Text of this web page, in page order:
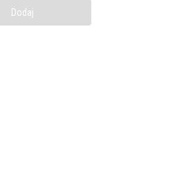
Dodaj